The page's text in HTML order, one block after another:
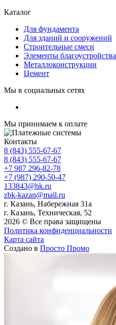
Каталог
Для фундамента
Для зданий и сооружений
Строительные смеси
Элементы благоустройства
Металлоконструкции
Цемент
Мы в социальных сетях
Мы принимаем к оплате
Контакты
8 (843) 555-67-67
8 (843) 555-67-67
+7 987 296-82-78
+7 (987) 290-50-47
133843@bk.ru
zbk-kazan@mail.ru
г. Казань, Набережная 31а
г. Казань, Техническая, 52
2026 © Все права защищены
Политика конфиденциальности
Карта сайта
Создано в Просто Промо